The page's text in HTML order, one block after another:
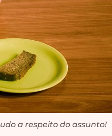
a respeito do assunto!